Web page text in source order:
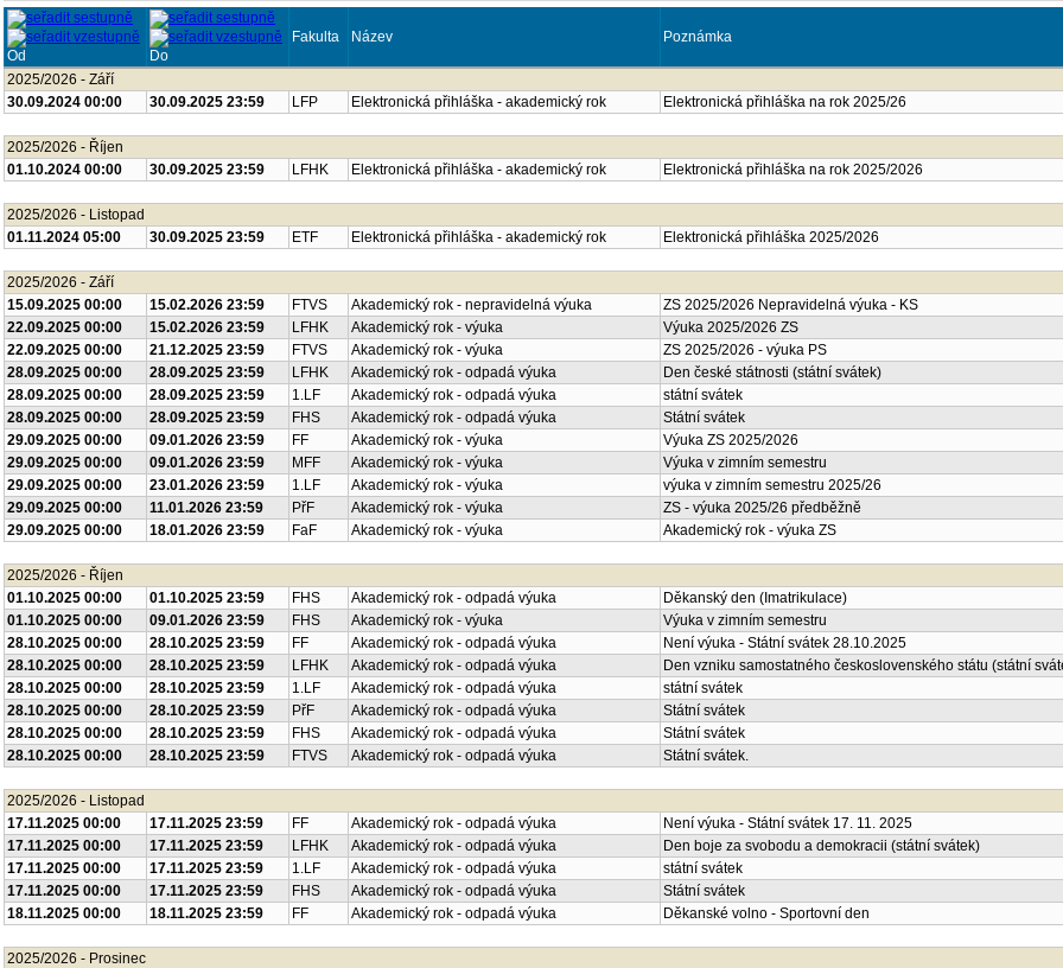
Od Do
Fakulta Název Poznámka
2025/2026 - Září
30.09.2024 00:00
30.09.2025 23:59 LFP Elektronická přihláška - akademický rok Elektronická přihláška na rok 2025/26
2025/2026 - Říjen
01.10.2024 00:00
30.09.2025 23:59 LFHK Elektronická přihláška - akademický rok Elektronická přihláška na rok 2025/2026
2025/2026 - Listopad
01.11.2024 05:00
30.09.2025 23:59 ETF Elektronická přihláška - akademický rok Elektronická přihláška 2025/2026
2025/2026 - Září
15.09.2025 00:00
15.02.2026 23:59 FTVS Akademický rok - nepravidelná výuka
ZS 2025/2026 Nepravidelná výuka - KS
22.09.2025 00:00
15.02.2026 23:59 LFHK Akademický rok - výuka
Výuka 2025/2026 ZS
22.09.2025 00:00
21.12.2025 23:59 FTVS Akademický rok - výuka
ZS 2025/2026 - výuka PS
28.09.2025 00:00
28.09.2025 23:59 LFHK Akademický rok - odpadá výuka
Den české státnosti (státní svátek)
28.09.2025 00:00
28.09.2025 23:59 1.LF Akademický rok - odpadá výuka
státní svátek
28.09.2025 00:00
28.09.2025 23:59 FHS Akademický rok - odpadá výuka
Státní svátek
29.09.2025 00:00
09.01.2026 23:59 FF Akademický rok - výuka
Výuka ZS 2025/2026
29.09.2025 00:00
09.01.2026 23:59 MFF Akademický rok - výuka
Výuka v zimním semestru
29.09.2025 00:00
23.01.2026 23:59 1.LF Akademický rok - výuka
výuka v zimním semestru 2025/26
29.09.2025 00:00
11.01.2026 23:59 PřF Akademický rok - výuka
ZS - výuka 2025/26 předběžně
29.09.2025 00:00
18.01.2026 23:59 FaF Akademický rok - výuka Akademický rok - výuka ZS
2025/2026 - Říjen
01.10.2025 00:00
01.10.2025 23:59 FHS Akademický rok - odpadá výuka
Děkanský den (Imatrikulace)
01.10.2025 00:00
09.01.2026 23:59 FHS Akademický rok - výuka
Výuka v zimním semestru
28.10.2025 00:00
28.10.2025 23:59 FF Akademický rok - odpadá výuka
Není výuka - Státní svátek 28.10.2025
28.10.2025 00:00
28.10.2025 23:59 LFHK Akademický rok - odpadá výuka
Den vzniku samostatného československého státu (státní
28.10.2025 00:00
28.10.2025 23:59 1.LF Akademický rok - odpadá výuka
státní svátek
28.10.2025 00:00
28.10.2025 23:59 PřF Akademický rok - odpadá výuka
Státní svátek
28.10.2025 00:00
28.10.2025 23:59 FHS Akademický rok - odpadá výuka
Státní svátek
28.10.2025 00:00
28.10.2025 23:59 FTVS Akademický rok - odpadá výuka Státní svátek.
2025/2026 - Listopad
17.11.2025 00:00
17.11.2025 23:59 FF Akademický rok - odpadá výuka
Není výuka - Státní svátek 17. 11. 2025
17.11.2025 00:00
17.11.2025 23:59 LFHK Akademický rok - odpadá výuka
Den boje za svobodu a demokracii (státní svátek)
17.11.2025 00:00
17.11.2025 23:59 1.LF Akademický rok - odpadá výuka
státní svátek
17.11.2025 00:00
17.11.2025 23:59 FHS Akademický rok - odpadá výuka
Státní svátek
18.11.2025 00:00
18.11.2025 23:59 FF Akademický rok - odpadá výuka Děkanské volno - Sportovní den
2025/2026 - Prosinec